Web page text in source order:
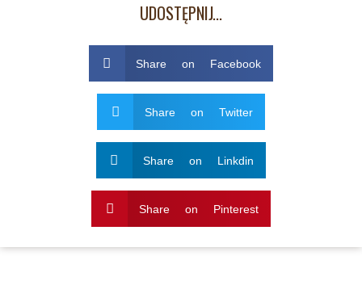
UDOSTĘPNIJ...
Share on Facebook
Share on Twitter
Share on Linkdin
Share on Pinterest